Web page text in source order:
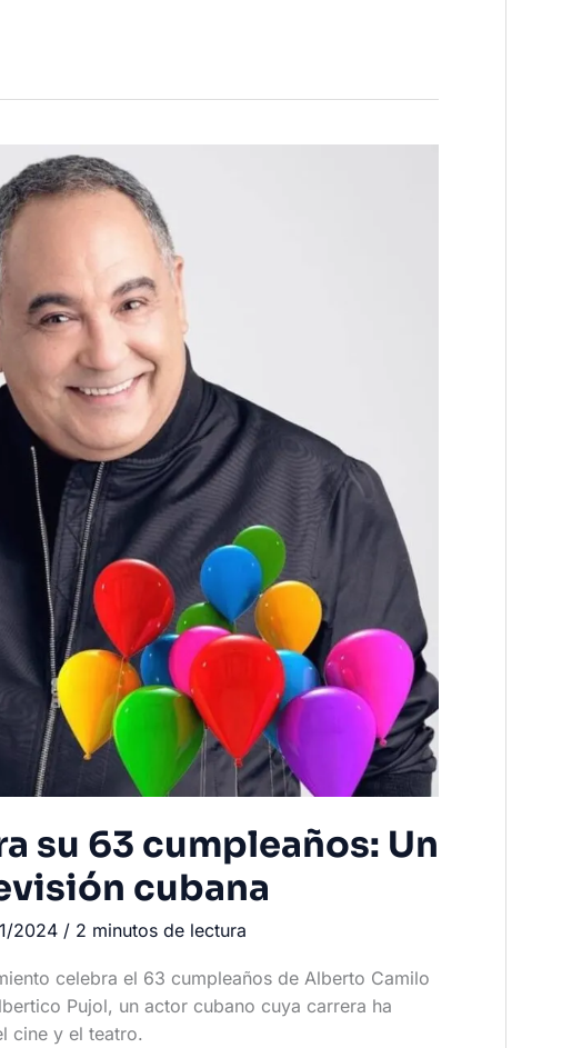
su 63 cumpleaños: Un
cubana
2024 / 2 minutos de lectura
celebra el 63 cumpleaños de Alberto Camilo
Pujol, un actor cubano cuya carrera ha
cine y el teatro.